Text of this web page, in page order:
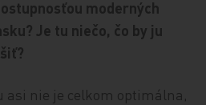
moderných
Je tu niečo, čo by ju
asi nie je celkom optimálna,